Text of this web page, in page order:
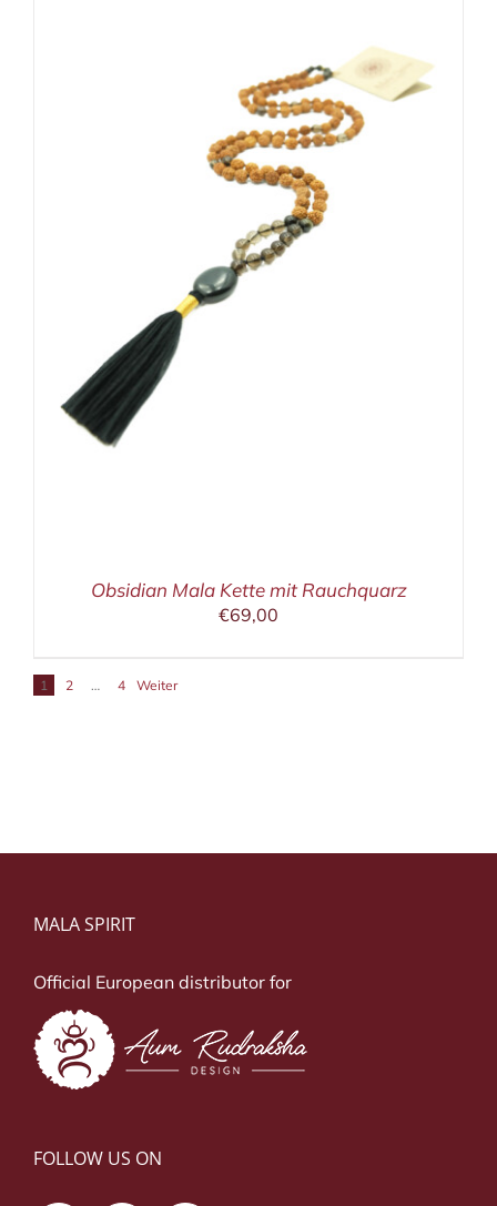
Obsidian Mala Kette mit Rauchquarz
€69,00
1 2 … 4 Weiter
MALA SPIRIT
Official European distributor for
FOLLOW US ON